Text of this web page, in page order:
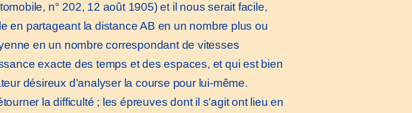
n° 202, 12 août 1905) et il nous serait facile,
en partageant la distance AB en un nombre plus ou
en un nombre correspondant de vitesses
exacte des temps et des espaces, et qui est bien
désireux d’analyser la course pour lui-même.
la difficulté ; les épreuves dont il s’agit ont lieu en